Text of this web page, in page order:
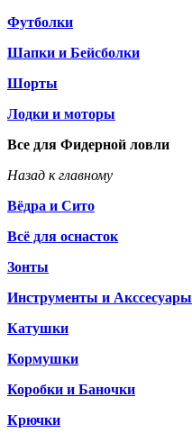
Футболки
Шапки и Бейсболки
Шорты
Лодки и моторы
Все для Фидерной ловли
Назад к главному
Вёдра и Сито
Всё для оснасток
Зонты
Инструменты и Акссесуары
Катушки
Кормушки
Коробки и Баночки
Крючки